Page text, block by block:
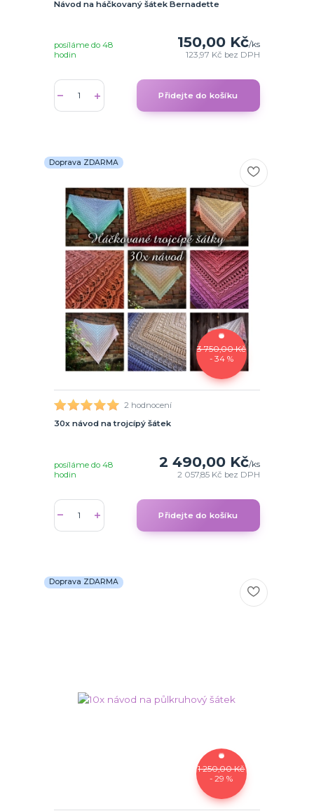
Návod na háčkovaný šátek Bernadette
150,00 Kč/ks
123,97 Kč bez DPH
posíláme do 48
hodin
Přidejte do košíku
Doprava ZDARMA
3 750,00 Kč
- 34 %
2 hodnocení
30x návod na trojcípý šátek
2 490,00 Kč/ks
2 057,85 Kč bez DPH
posíláme do 48
hodin
Přidejte do košíku
Doprava ZDARMA
1 250,00 Kč
- 29 %